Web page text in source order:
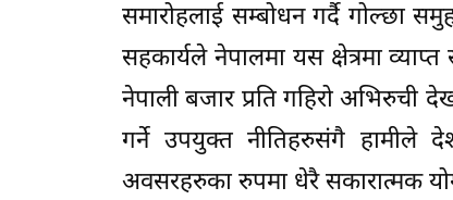
समारोहलाई सम्बोधन गर्दै गोल्छा
सहकार्यले नेपालमा यस क्षेत्रमा
नेपाली बजार प्रति गहिरो अभिरुची
गर्ने उपयुक्त नीतिहरुसंगै हामीले
अवसरहरुका रुपमा धेरै सकारात्मक